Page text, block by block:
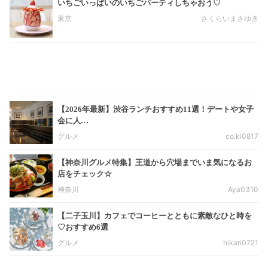
いちごいっぱいのいちごパーティしちゃおう♡
東京
さくらいまさゆき
【2026年最新】渋谷ランチおすすめ11選！デートや女子
会に人…
グルメ
co.ki0817
【神奈川グルメ特集】王道から穴場までいま気になるお
店をチェック☆
神奈川
Aya0310
【二子玉川】カフェでコーヒーとともに素敵なひと時を
♡おすすめ6選
グルメ
hikari0721